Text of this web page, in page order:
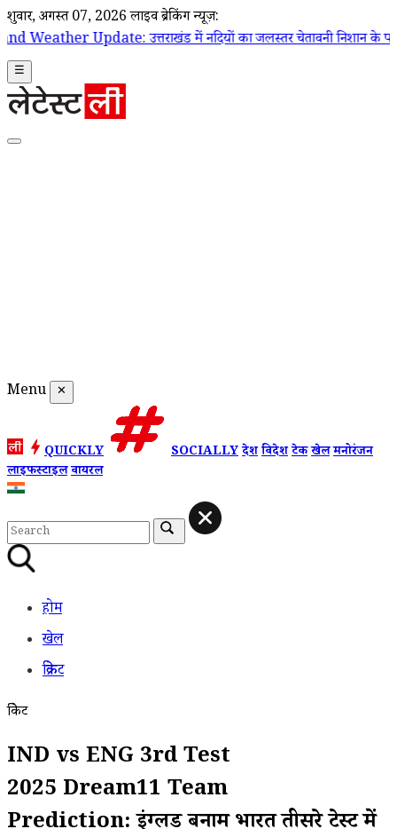
शुक्रवार, अगस्त 07, 2026 लाइव ब्रेकिंग न्यूज़:
उत्तराखंड में नदियों का जलस्तर चेतावनी निशान के पार, 132 सड़कें बंद;
☰
Menu ✕
QUICKLY SOCIALLYदेशविदेशटेकखेलमनोरंजन
लाइफस्टाइलवायरल
होम
खेल
क्रिकेट
क्रिकेट
IND vs ENG 3rd Test
2025 Dream11 Team